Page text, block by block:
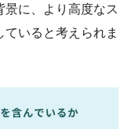
景に、より高度なス
いると考えられま